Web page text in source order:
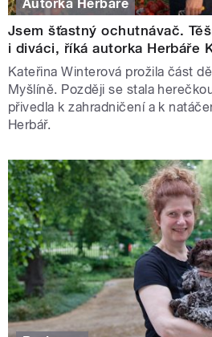
Autorka Herbáře
Jsem šťastný ochutnávač.
i diváci, říká autorka Herbáře
Kateřina Winterová prožila část
Myšlíně. Později se stala
přivedla k zahradničení a k
Herbář.